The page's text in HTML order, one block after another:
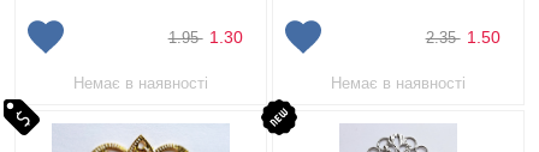
1.95 1.30
Немає в наявності
2.35 1.50
Немає в наявності